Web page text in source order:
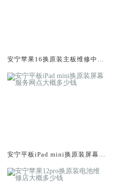
安宁苹果16换原装主板维修中心
安宁平板iPad mini换原装屏幕服